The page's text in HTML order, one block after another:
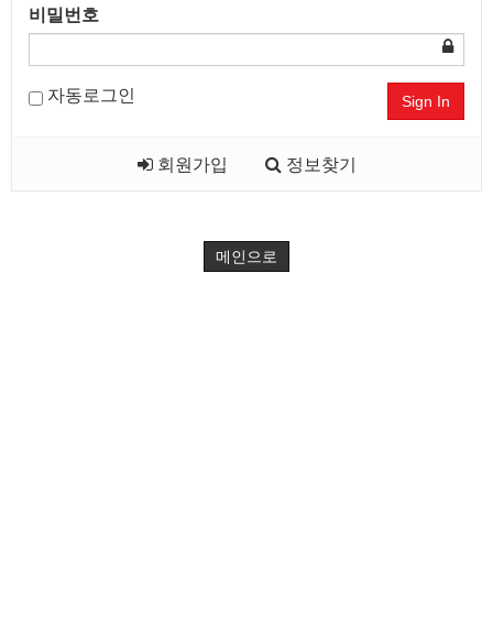
비밀번호
자동로그인 Sign In
회원가입 정보찾기
메인으로